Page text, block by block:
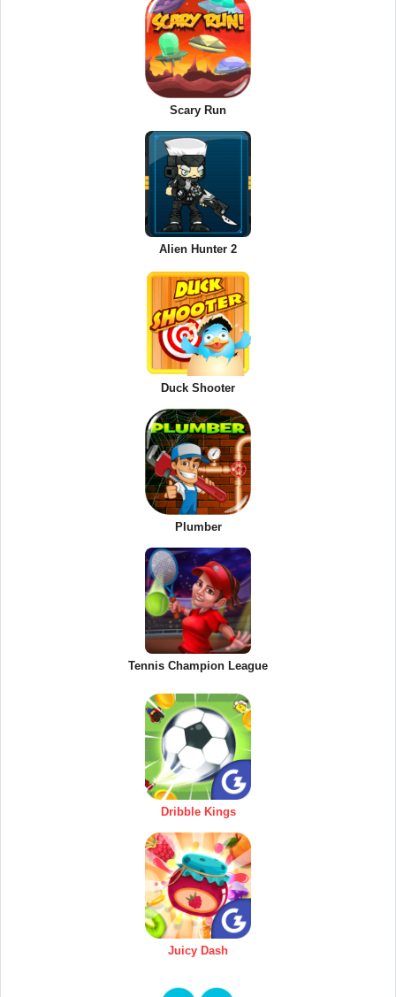
Scary Run
Alien Hunter 2
Duck Shooter
Plumber
Tennis Champion League
Dribble Kings
Juicy Dash